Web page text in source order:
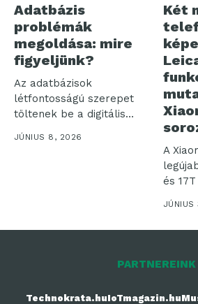
Adatbázis
problémák
megoldása: mire
figyeljünk?
Az adatbázisok
létfontosságú szerepet
töltenek be a digitális
környezetben, de
előfordul, hogy...
JÚNIUS 8, 2026
Két
A
és
PARTNEREINK
Technokrata.huIoTmagazin.hu